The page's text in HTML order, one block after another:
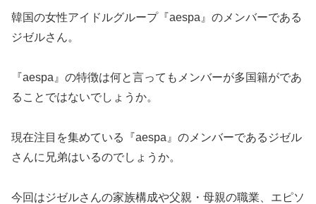
韓国の女性アイドルグループ『aespa』のメンバーである
ジゼルさん。
『aespa』の特徴は何と言ってもメンバーが多国籍がであ
ることではないでしょうか。
現在注目を集めている『aespa』のメンバーであるジゼル
さんに兄弟はいるのでしょうか。
今回はジゼルさんの家族構成や父親・母親の職業、エピソ